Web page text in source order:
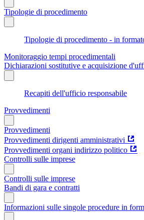
Tipologie di procedimento
Tipologie di procedimento - in
Monitoraggio tempi procedimentali
Dichiarazioni sostitutive e acquisizione
Recapiti dell'ufficio responsabile
Provvedimenti
Provvedimenti
Provvedimenti dirigenti amministrativi
Provvedimenti organi indirizzo politico
Controlli sulle imprese
Controlli sulle imprese
Bandi di gara e contratti
Informazioni sulle singole procedure in